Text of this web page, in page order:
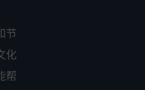
节
化
帮